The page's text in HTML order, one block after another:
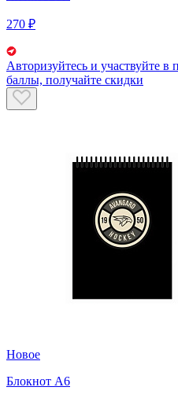
270 ₽
Авторизуйтесь и участвуйте в
баллы, получайте скидки
Новое
Блокнот А6